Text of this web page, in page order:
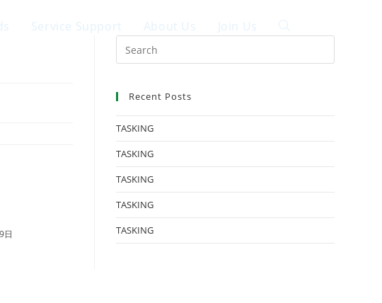
Service Support About Us Join Us
日
Recent Posts
TASKING
TASKING
TASKING
TASKING
TASKING